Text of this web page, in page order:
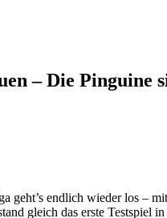
– Die Pinguine
geht’s endlich wieder los –
gleich das erste Testspiel